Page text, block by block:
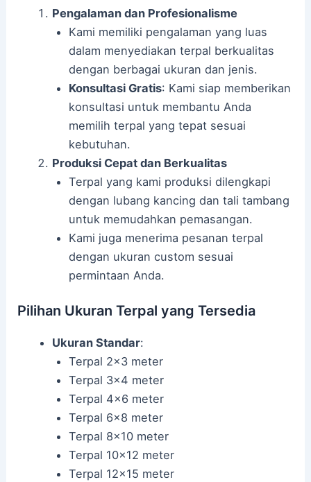
Pengalaman dan Profesionalisme
Kami memiliki pengalaman yang luas
dalam menyediakan terpal berkualitas
dengan berbagai ukuran dan jenis.
Konsultasi Gratis: Kami siap memberikan
konsultasi untuk membantu Anda
memilih terpal yang tepat sesuai
kebutuhan.
Produksi Cepat dan Berkualitas
Terpal yang kami produksi dilengkapi
dengan lubang kancing dan tali tambang
untuk memudahkan pemasangan.
Kami juga menerima pesanan terpal
dengan ukuran custom sesuai
permintaan Anda.
Pilihan Ukuran Terpal yang Tersedia
Ukuran Standar:
Terpal 2×3 meter
Terpal 3×4 meter
Terpal 4×6 meter
Terpal 6×8 meter
Terpal 8×10 meter
Terpal 10×12 meter
Terpal 12×15 meter